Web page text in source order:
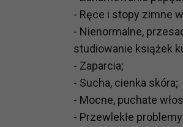
- Ręce i stopy zimne
- Nienormalne,
studiowanie książek
- Zaparcia;
- Sucha, cienka skóra;
- Mocne, puchate
- Przewlekłe
potrzebom
Komu
Zgodnie z
prawną.
Zaufanych